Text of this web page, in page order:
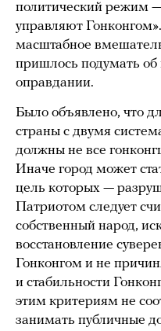
политический режим
управляют
масштабное
пришлось подумать об
оправдании.
Было объявлено, что
страны с двумя
должны не все
Иначе город может
цель которых —
Патриотом следует
собственный народ,
восстановление
Гонконгом и не
и стабильности
этим критериям не
занимать публичные